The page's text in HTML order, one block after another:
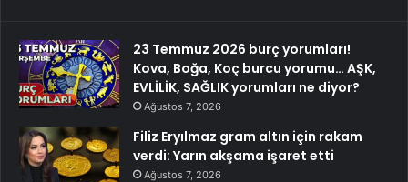
23 Temmuz 2026 burç yorumları!
Kova, Boğa, Koç burcu yorumu… AŞK,
EVLİLİK, SAĞLIK yorumları ne diyor?
Ağustos 7, 2026
Filiz Eryılmaz gram altın için rakam
verdi: Yarın akşama işaret etti
Ağustos 7, 2026